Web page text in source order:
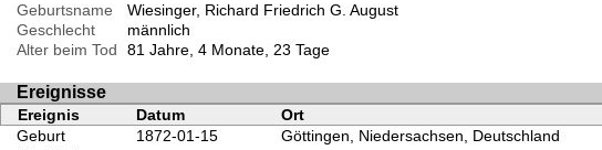
Geburtsname
Wiesinger, Richard Friedrich G. August
Geschlecht
männlich
Alter beim Tod
81 Jahre, 4 Monate, 23 Tage
Ereignisse
Ereignis Datum Ort
Geburt
1872-01-15
Göttingen, Niedersachsen, Deutschland